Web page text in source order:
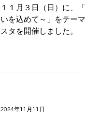
１１月３日（日）に、
いを込めて～」をテー
スタを開催しました。
2024年11月11日